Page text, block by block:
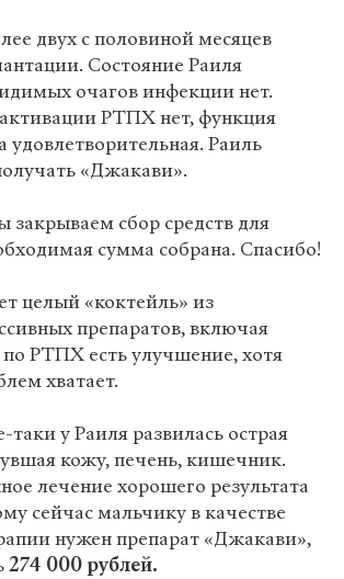
двух с половиной месяцев
Состояние Раиля
очагов инфекции нет.
РТПХ нет, функция
удовлетворительная. Раиль
«Джакави».
закрываем сбор средств для
сумма собрана. Спасибо!
целый «коктейль» из
препаратов, включая
РТПХ есть улучшение, хотя
хватает.
таки у Раиля развилась острая
кожу, печень, кишечник.
лечение хорошего результата
сейчас мальчику в качестве
нужен препарат «Джакави»,
274 000 рублей.